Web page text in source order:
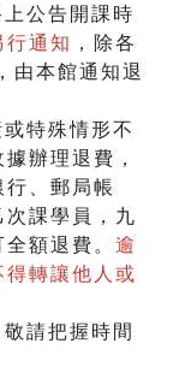
公告開課時
行通知 ，除各
由本館通知退
特殊情形不
辦理退費，
、郵局帳
次課學員，九
額退費。 逾
轉讓他人或
請把握時間